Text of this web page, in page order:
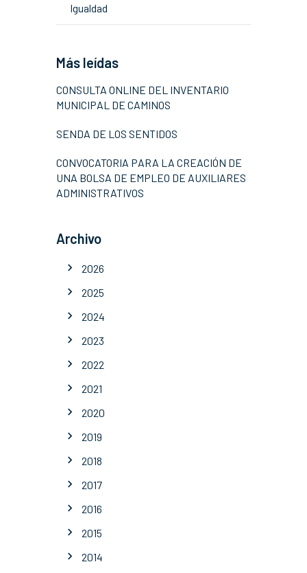
Igualdad
Más leídas
CONSULTA ONLINE DEL INVENTARIO
MUNICIPAL DE CAMINOS
SENDA DE LOS SENTIDOS
CONVOCATORIA PARA LA CREACIÓN DE
UNA BOLSA DE EMPLEO DE AUXILIARES
ADMINISTRATIVOS
Archivo
2026
2025
2024
2023
2022
2021
2020
2019
2018
2017
2016
2015
2014